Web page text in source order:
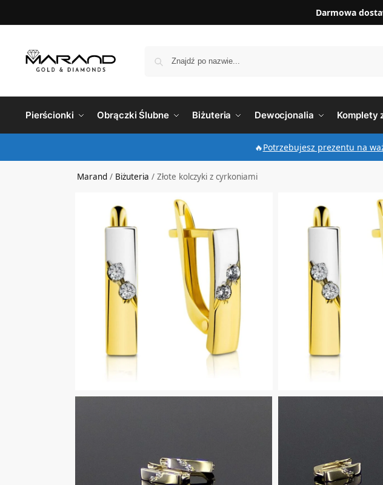
Darmowa
Pierścionki Obrączki Ślubne Biżuteria Dewocjonalia Komplety
🔥Potrzebujesz prezentu na
Marand / Biżuteria /Złote kolczyki z cyrkoniami